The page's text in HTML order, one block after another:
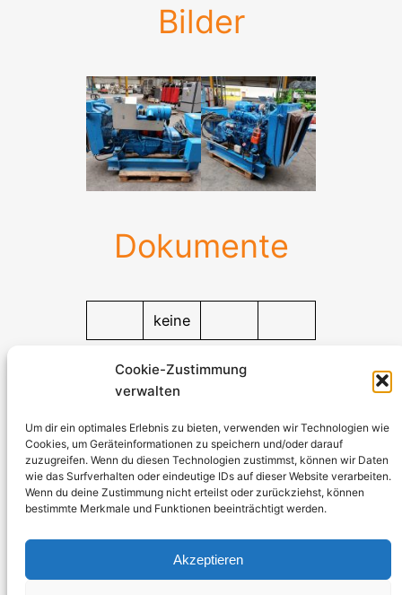
Cookie-Zustimmung
verwalten
Um dir ein optimales Erlebnis zu bieten, verwenden wir Technologien wie
Cookies, um Geräteinformationen zu speichern und/oder darauf
zuzugreifen. Wenn du diesen Technologien zustimmst, können wir Daten
wie das Surfverhalten oder eindeutige IDs auf dieser Website verarbeiten.
Wenn du deine Zustimmung nicht erteilst oder zurückziehst, können
bestimmte Merkmale und Funktionen beeinträchtigt werden.
Akzeptieren
Bilder
Dokumente
keine
Kürtener Straße 13, D-51465 Bergisch Gladbach
Geschäftsführer: Andre Kandlin
Vertriebsbeauftragter: Michael Jochmann